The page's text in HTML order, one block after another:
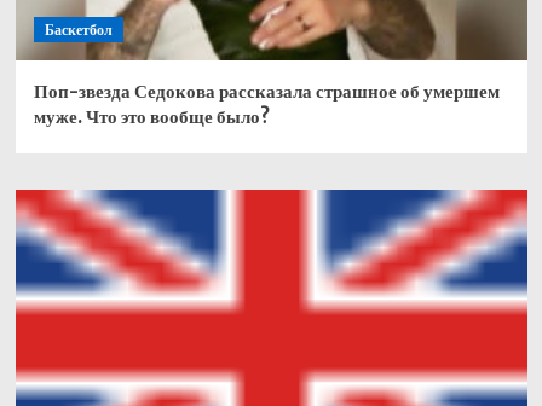
Баскетбол
Поп-звезда Седокова рассказала страшное об умершем
муже. Что это вообще было?